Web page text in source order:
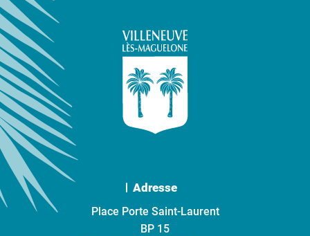
Adresse
Place Porte Saint-Laurent
BP 15